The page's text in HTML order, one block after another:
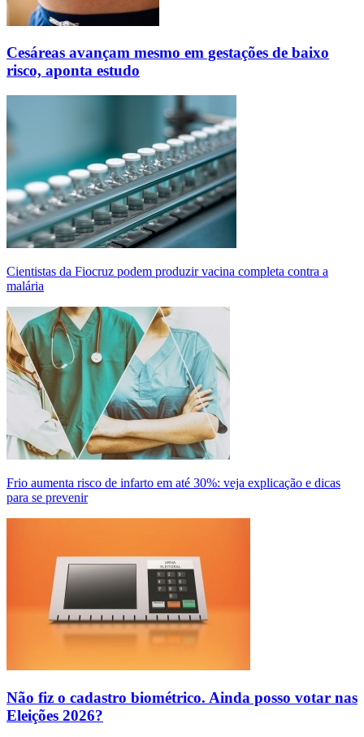
Cesáreas avançam mesmo em gestações de baixo
risco, aponta estudo
Cientistas da Fiocruz podem produzir vacina completa contra a
malária
Frio aumenta risco de infarto em até 30%: veja explicação e dicas
para se prevenir
Não fiz o cadastro biométrico. Ainda posso votar nas
Eleições 2026?